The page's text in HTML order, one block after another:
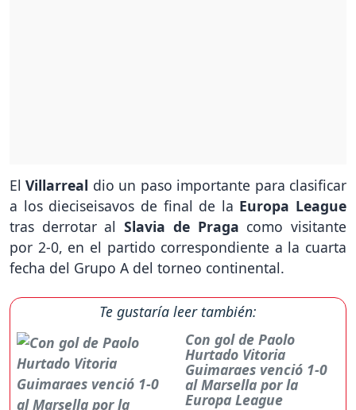
ElVillarreal dio un paso importante para clasificar
a los dieciseisavos de final de la Europa League
tras derrotar alSlavia de Praga como visitante
por 2-0, en el partido correspondiente a la cuarta
fecha del Grupo A del torneo continental.
Te gustaría leer también:
Con gol de Paolo
Hurtado Vitoria
Guimaraes venció 1-0
al Marsella por la
Europa League